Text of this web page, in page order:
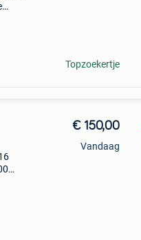
Topzoekertje
€ 150,00
Vandaag